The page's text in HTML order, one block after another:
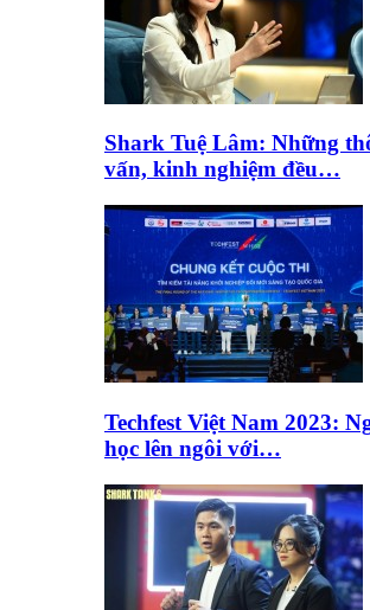
Shark Tuệ Lâm: Những
vấn, kinh nghiệm đều…
Techfest Việt Nam 2023:
học lên ngôi với…